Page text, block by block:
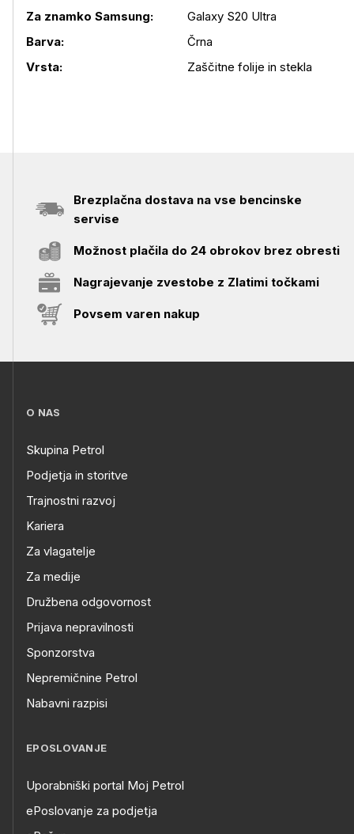
Za znamko Samsung:
Galaxy S20 Ultra
Barva:
Črna
Vrsta:
Zaščitne folije in stekla
Brezplačna dostava na vse bencinske
servise
Možnost plačila do 24 obrokov brez obresti
Nagrajevanje zvestobe z Zlatimi točkami
Povsem varen nakup
O NAS
Skupina Petrol
Podjetja in storitve
Trajnostni razvoj
Kariera
Za vlagatelje
Za medije
Družbena odgovornost
Prijava nepravilnosti
Sponzorstva
Nepremičnine Petrol
Nabavni razpisi
EPOSLOVANJE
Uporabniški portal Moj Petrol
ePoslovanje za podjetja